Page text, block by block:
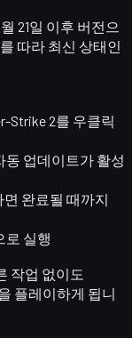
21일 이후 버전 으
따라 최신 상태인
Strike 2를 우클릭
동 업데이트가 활성
완료될 때까지
로 실행
작업 없이도
플레이하게 됩니